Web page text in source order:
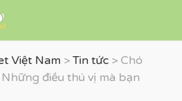
Việt Nam >Tin tức > Chó
điều thú vị mà bạn